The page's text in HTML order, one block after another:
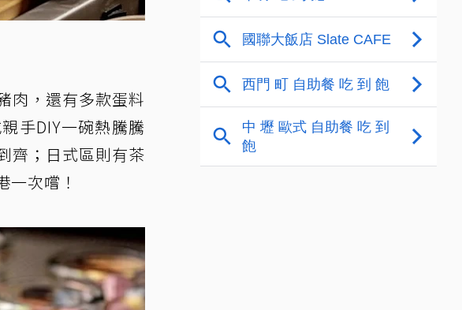
肉，還有多款蛋料
手DIY一碗熱騰騰
齊；日式區則有茶
次嚐！